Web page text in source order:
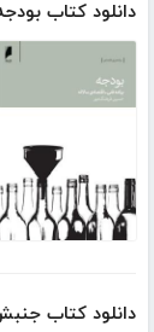
دانلود کتاب
دانلود کتاب